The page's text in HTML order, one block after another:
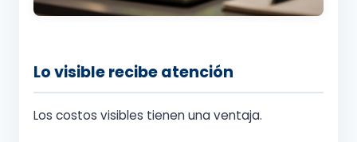
Lo visible recibe atención
Los costos visibles tienen una ventaja.